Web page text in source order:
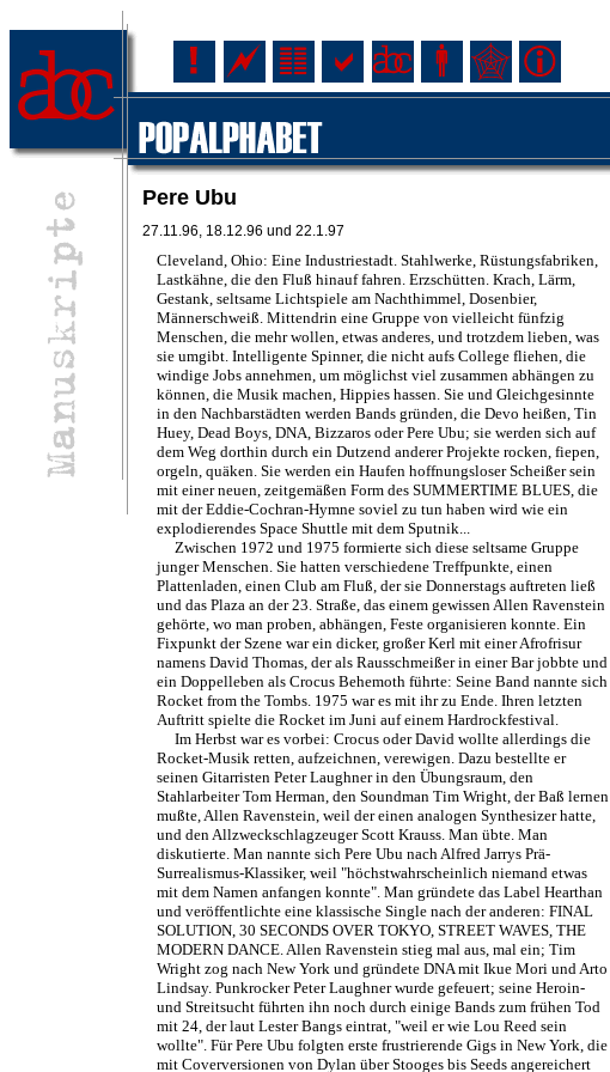
Pere Ubu
27.11.96, 18.12.96 und 22.1.97
Cleveland, Ohio: Eine Industriestadt. Stahlwerke, Rüstungsfabriken,
Lastkähne, die den Fluß hinauf fahren. Erzschütten. Krach, Lärm,
Gestank, seltsame Lichtspiele am Nachthimmel, Dosenbier,
Männerschweiß. Mittendrin eine Gruppe von vielleicht fünfzig
Menschen, die mehr wollen, etwas anderes, und trotzdem lieben, was
sie umgibt. Intelligente Spinner, die nicht aufs College fliehen, die
windige Jobs annehmen, um möglichst viel zusammen abhängen zu
können, die Musik machen, Hippies hassen. Sie und Gleichgesinnte
in den Nachbarstädten werden Bands gründen, die Devo heißen, Tin
Huey, Dead Boys, DNA, Bizzaros oder Pere Ubu; sie werden sich auf
dem Weg dorthin durch ein Dutzend anderer Projekte rocken, fiepen,
orgeln, quäken. Sie werden ein Haufen hoffnungsloser Scheißer sein
mit einer neuen, zeitgemäßen Form des SUMMERTIME BLUES, die
mit der Eddie-Cochran-Hymne soviel zu tun haben wird wie ein
explodierendes Space Shuttle mit dem Sputnik...
Zwischen 1972 und 1975 formierte sich diese seltsame Gruppe
junger Menschen. Sie hatten verschiedene Treffpunkte, einen
Plattenladen, einen Club am Fluß, der sie Donnerstags auftreten ließ
und das Plaza an der 23. Straße, das einem gewissen Allen Ravenstein
gehörte, wo man proben, abhängen, Feste organisieren konnte. Ein
Fixpunkt der Szene war ein dicker, großer Kerl mit einer Afrofrisur
namens David Thomas, der als Rausschmeißer in einer Bar jobbte und
ein Doppelleben als Crocus Behemoth führte: Seine Band nannte sich
Rocket from the Tombs. 1975 war es mit ihr zu Ende. Ihren letzten
Auftritt spielte die Rocket im Juni auf einem Hardrockfestival.
Im Herbst war es vorbei: Crocus oder David wollte allerdings die
Rocket-Musik retten, aufzeichnen, verewigen. Dazu bestellte er
seinen Gitarristen Peter Laughner in den Übungsraum, den
Stahlarbeiter Tom Herman, den Soundman Tim Wright, der Baß lernen
mußte, Allen Ravenstein, weil der einen analogen Synthesizer hatte,
und den Allzweckschlagzeuger Scott Krauss. Man übte. Man
diskutierte. Man nannte sich Pere Ubu nach Alfred Jarrys Prä-
Surrealismus-Klassiker, weil "höchstwahrscheinlich niemand etwas
mit dem Namen anfangen konnte". Man gründete das Label Hearthan
und veröffentlichte eine klassische Single nach der anderen: FINAL
SOLUTION, 30 SECONDS OVER TOKYO, STREET WAVES, THE
MODERN DANCE. Allen Ravenstein stieg mal aus, mal ein; Tim
Wright zog nach New York und gründete DNA mit Ikue Mori und Arto
Lindsay. Punkrocker Peter Laughner wurde gefeuert; seine Heroin-
und Streitsucht führten ihn noch durch einige Bands zum frühen Tod
mit 24, der laut Lester Bangs eintrat, "weil er wie Lou Reed sein
wollte". Für Pere Ubu folgten erste frustrierende Gigs in New York, die
mit Coverversionen von Dylan über Stooges bis Seeds angereichert